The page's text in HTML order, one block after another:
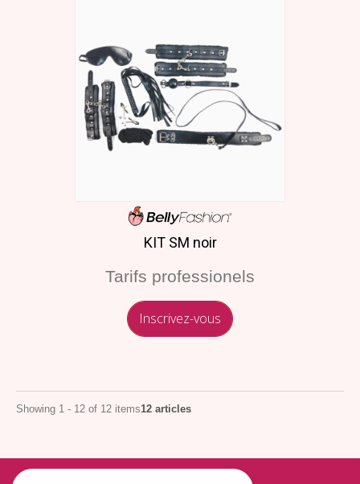
KIT SM noir
Tarifs professionels
Inscrivez-vous
Showing 1 - 12 of 12 items12 articles